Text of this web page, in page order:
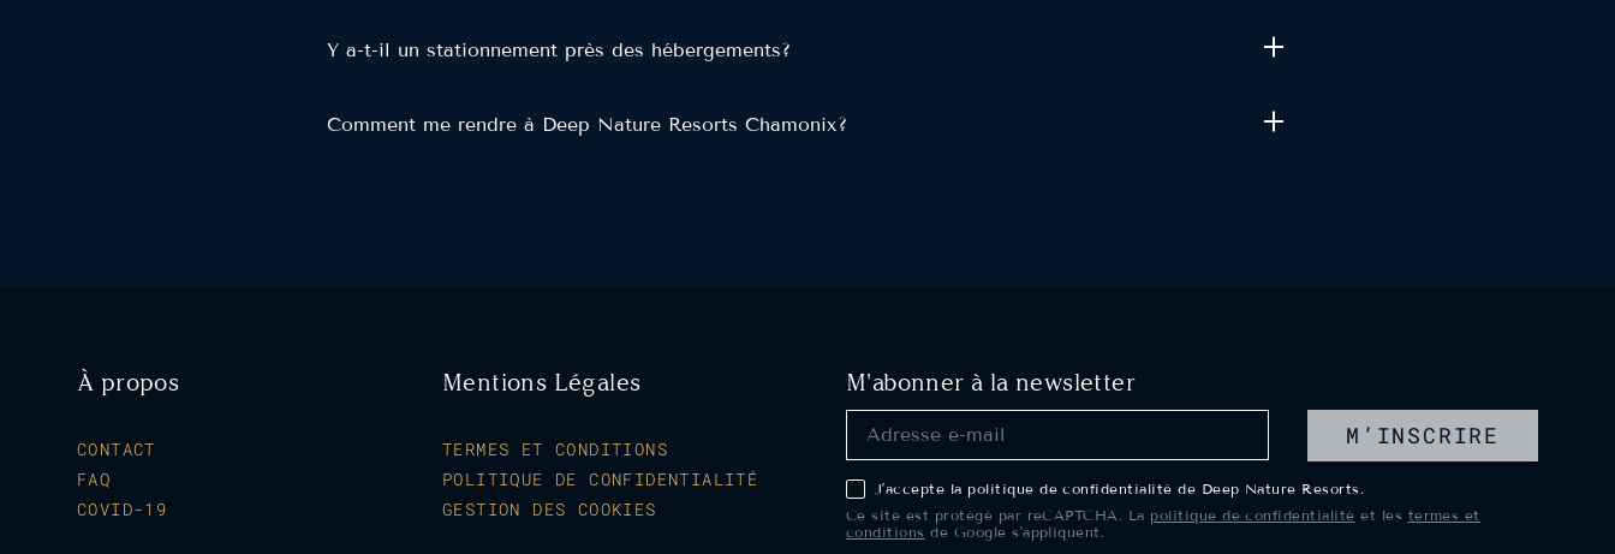
Y a-t-il un stationnement près des hébergements?
Comment me rendre à Deep Nature Resorts Chamonix?
À propos
CONTACT
FAQ
COVID-19
Mentions Légales
TERMES ET CONDITIONS
POLITIQUE DE CONFIDENTIALITÉ
GESTION DES COOKIES
M'abonner à la newsletter
M’INSCRIRE
J’accepte la politique de confidentialité de Deep Nature Resorts.
Ce site est protégé par reCAPTCHA. La politique de confidentialité et les termes et
conditions de Google s'appliquent.